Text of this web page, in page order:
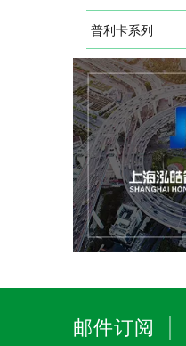
普利卡系列
邮件订阅 |